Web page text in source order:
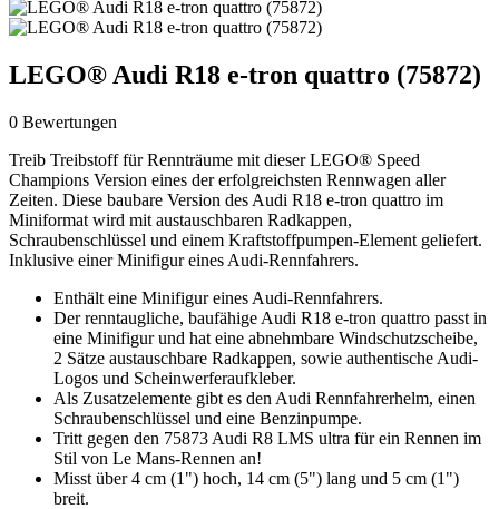
LEGO® Audi R18 e-tron quattro (75872)
0 Bewertungen
Treib Treibstoff für Rennträume mit dieser LEGO® Speed
Champions Version eines der erfolgreichsten Rennwagen aller
Zeiten. Diese baubare Version des Audi R18 e-tron quattro im
Miniformat wird mit austauschbaren Radkappen,
Schraubenschlüssel und einem Kraftstoffpumpen-Element geliefert.
Inklusive einer Minifigur eines Audi-Rennfahrers.
Enthält eine Minifigur eines Audi-Rennfahrers.
Der renntaugliche, baufähige Audi R18 e-tron quattro passt in
eine Minifigur und hat eine abnehmbare Windschutzscheibe,
2 Sätze austauschbare Radkappen, sowie authentische Audi-
Logos und Scheinwerferaufkleber.
Als Zusatzelemente gibt es den Audi Rennfahrerhelm, einen
Schraubenschlüssel und eine Benzinpumpe.
Tritt gegen den 75873 Audi R8 LMS ultra für ein Rennen im
Stil von Le Mans-Rennen an!
Misst über 4 cm (1") hoch, 14 cm (5") lang und 5 cm (1")
breit.